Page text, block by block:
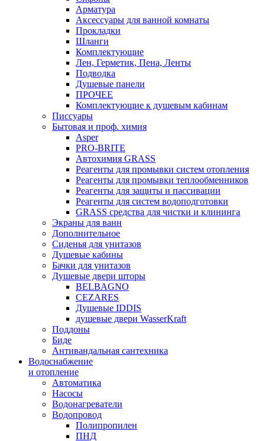
Арматура
Аксессуары для ванной комнаты
Прокладки
Шланги
Комплектующие
Лен, Герметик, Пена, Ленты
Подводка
Душевые панели
ПРОЧЕЕ
Комплектующие к душевым кабинам
Писсуары
Бытовая и проф. химия
Asper
PRO-BRITE
Автохимия GRASS
Реагенты для промывки систем отопления
Реагенты для промывки теплообменников
Реагенты для защиты и пассивации
Реагенты для систем водоподготовки
GRASS средства для чистки и клининга
Экраны для ванн
Дополнительное
Сиденья для унитазов
Душевые кабины
Бачки для унитазов
Душевые двери шторы
BELBAGNO
CEZARES
Душевые IDDIS
душевые двери WasserKraft
Поддоны
Биде
Антивандальная сантехника
Водоснабжение
и отопление
Автоматика
Насосы
Водонагреватели
Водопровод
Полипропилен
ПНД